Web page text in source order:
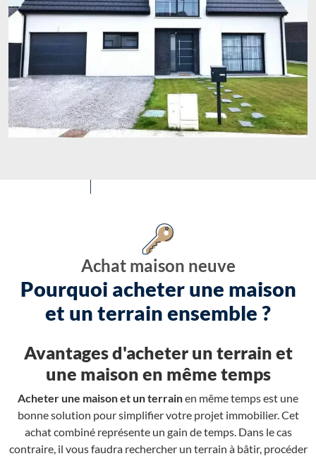
Achat maison neuve
Pourquoi acheter une maison
et un terrain ensemble ?
Avantages d'acheter un terrain et
une maison en même temps
Acheter une maison et un terrainen même temps est une
bonne solution pour simplifier votre projet immobilier. Cet
achat combiné représente un gain de temps. Dans le cas
contraire, il vous faudra rechercher un terrain à bâtir, procéder